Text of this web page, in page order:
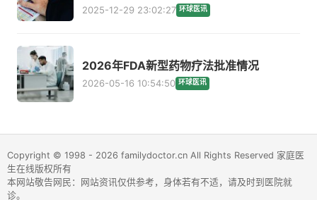
2025-12-29 23:02:27 环球医讯
2026年FDA新型药物疗法批准情况
2026-05-16 10:54:50 环球医讯
Copyright © 1998 - 2026 familydoctor.cn All Rights Reserved 家庭医
生在线版权所有
本网站敬告网民：网站资讯仅供参考，身体若有不适，请及时到医院就
诊。